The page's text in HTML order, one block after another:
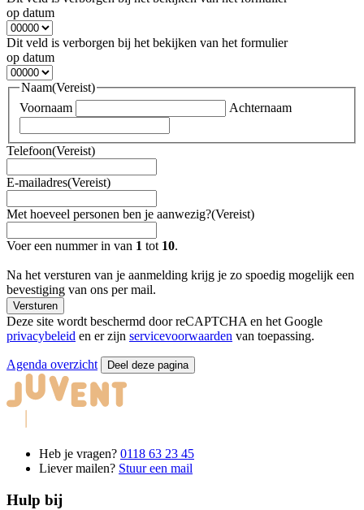
op datum
Dit veld is verborgen bij het bekijken van het formulier
op datum
Naam(Vereist)
Voornaam
Achternaam
Telefoon(Vereist)
E-mailadres(Vereist)
Met hoeveel personen ben je aanwezig?(Vereist)
Voer een nummer in van 1 tot 10.
Na het versturen van je aanmelding krijg je zo spoedig mogelijk een
bevestiging van ons per mail.
Versturen
Deze site wordt beschermd door reCAPTCHA en het Google
privacybeleid en er zijn servicevoorwaarden van toepassing.
Agenda overzicht Deel deze pagina
Heb je vragen? 0118 63 23 45
Liever mailen? Stuur een mail
Hulp bij